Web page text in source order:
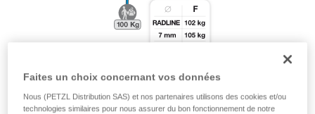
Faites un choix concernant vos données
Nous (PETZL Distribution SAS) et nos partenaires utilisons des cookies et/ou
technologies similaires pour nous assurer du bon fonctionnement de notre